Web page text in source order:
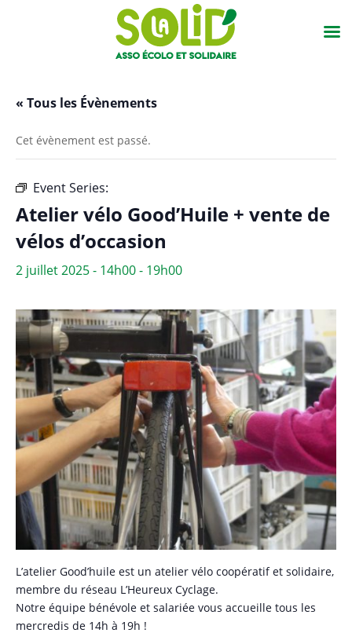
« Tous les Évènements
Cet évènement est passé.
Event Series:
Atelier vélo Good’Huile + vente de
vélos d’occasion
2 juillet 2025 - 14h00- 19h00
L’atelier Good’huile est un atelier vélo coopératif et solidaire,
membre du réseau L’Heureux Cyclage.
Notre équipe bénévole et salariée vous accueille tous les
mercredis de 14h à 19h !